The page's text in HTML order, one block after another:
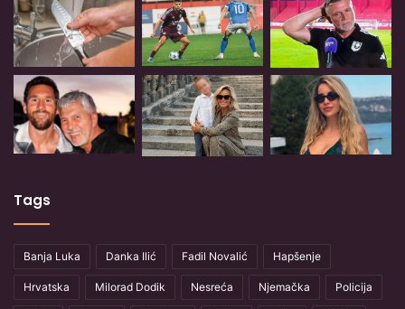
Tags
Banja Luka Danka Ilić Fadil Novalić Hapšenje
Hrvatska Milorad Dodik Nesreća Njemačka Policija